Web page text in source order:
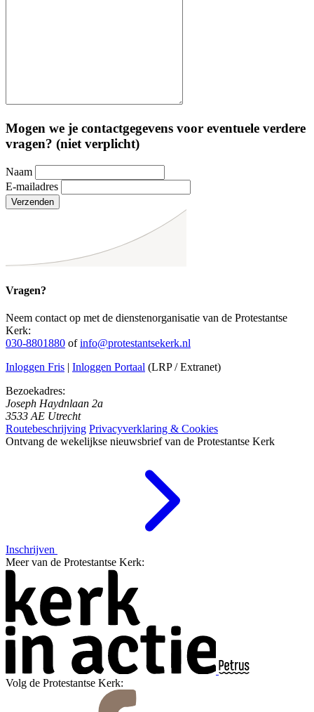
Mogen we je contactgegevens voor eventuele verdere
vragen? (niet verplicht)
Naam
E-mailadres
Verzenden
Vragen?
Neem contact op met de dienstenorganisatie van de Protestantse
Kerk:
030-8801880 ofinfo@protestantsekerk.nl
Inloggen Fris | Inloggen Portaal (LRP / Extranet)
Bezoekadres:
Joseph Haydnlaan 2a
3533 AE Utrecht
Routebeschrijving Privacyverklaring & Cookies
Ontvang de wekelijkse nieuwsbrief van de Protestantse Kerk
Inschrijven
Meer van de Protestantse Kerk:
Volg de Protestantse Kerk: